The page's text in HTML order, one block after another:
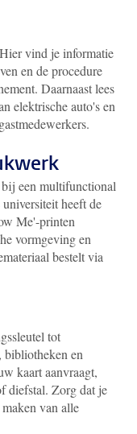
vind je informatie
en de procedure
Daarnaast lees
elektrische auto's en
bij een multifunctional
heeft de
Me'-printen
vormgeving en
bestelt via
tot
bibliotheken en
kaart aanvraagt,
diefstal. Zorg dat je
van alle